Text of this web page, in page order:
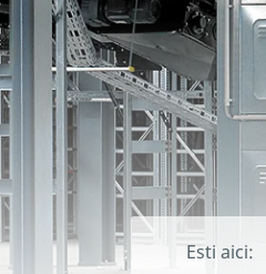
Esti aici: